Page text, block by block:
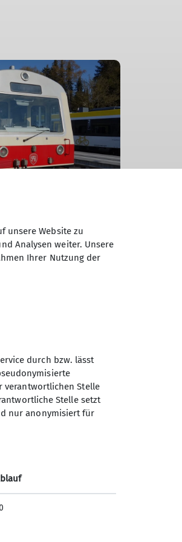
Ebingen des
Alpenvereins e.V.
270
unsere Website zu
Analysen weiter. Unsere
Ihrer Nutzung der
durch bzw. lässt
verantwortlichen Stelle
Stelle setzt
nur anonymisiert für